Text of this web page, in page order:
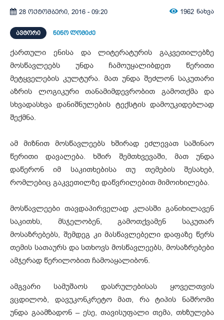
28 ოქტომბერი, 2016 - 09:20 1962 ნახვა
ᲐᲕᲢᲝᲠᲘ ნინო ლომიძე
ქართული ენისა და ლიტერატურის გაკვეთილებზე
მოსწავლეებს უნდა ჩამოუყალიბდეთ წერითი
მეტყველების კულტურა. მათ უნდა შეძლონ საკუთარი
აზრის ლოგიკური თანამიმდევრობით გამოთქმა და
სხვადასხვა დანიშნულების ტექსტის დამოუკიდებლად
შექმნა.
ამ მიზნით მოსწავლეებს ხშირად ეძლევათ საშინაო
წერითი დავალება. ხშირ შემთხვევაში, მათ უნდა
დაწერონ იმ საკითხებისა თუ თემების შესახებ,
რომლებიც გაკვეთილზე დაწვრილებით მიმოიხილება.
მოსწავლეები თავდაპირველად კლასში განიხილავენ
საკითხს, მსჯელობენ, გამოთქვამენ საკუთარ
მოსაზრებებს, შემდეგ კი მასწავლებელი დაფაზე წერს
თემის სათაურს და სთხოვს მოსწავლეებს, მოსაზრებები
ამჯერად წერილობით ჩამოაყალიბონ.
ამგვარი სამუშაოს დასრულებისას ყოველთვის
ვცდილობ, დავუკონკრეტო მათ, რა ტიპის ნაშრომი
უნდა გაამზადონ – ესე, თავისუფალი თემა, თხზულება